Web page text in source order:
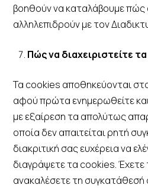
βοηθούν να καταλάβουμε πώς
αλληλεπιδρούν με τον
Πώς να διαχειριστείτε
Τα cookies αποθηκεύονται
αφού πρώτα ενημερωθείτε
με εξαίρεση τα απολύτως
οποία δεν απαιτείται ρητή
διακριτική σας ευχέρεια να
διαγράψετε τα cookies. Έχετε
ανακαλέσετε τη